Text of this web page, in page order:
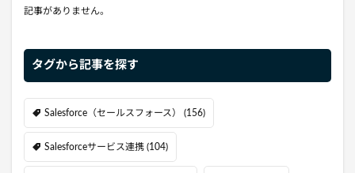
記事がありません。
タグから記事を探す
Salesforce（セールスフォース） (156)
Salesforceサービス連携 (104)